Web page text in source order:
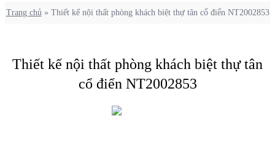
Trang chủ» Thiết kế nội thất phòng khách biệt thự tân cổ điển NT2002853
Thiết kế nội thất phòng khách biệt thự tân
cổ điển NT2002853